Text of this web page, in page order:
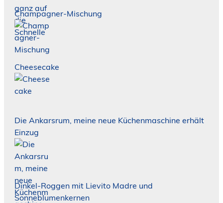
Champagner-Mischung
Cheesecake
Die Ankarsrum, meine neue Küchenmaschine erhält
Einzug
Dinkel-Roggen mit Lievito Madre und
Sonneblumenkernen